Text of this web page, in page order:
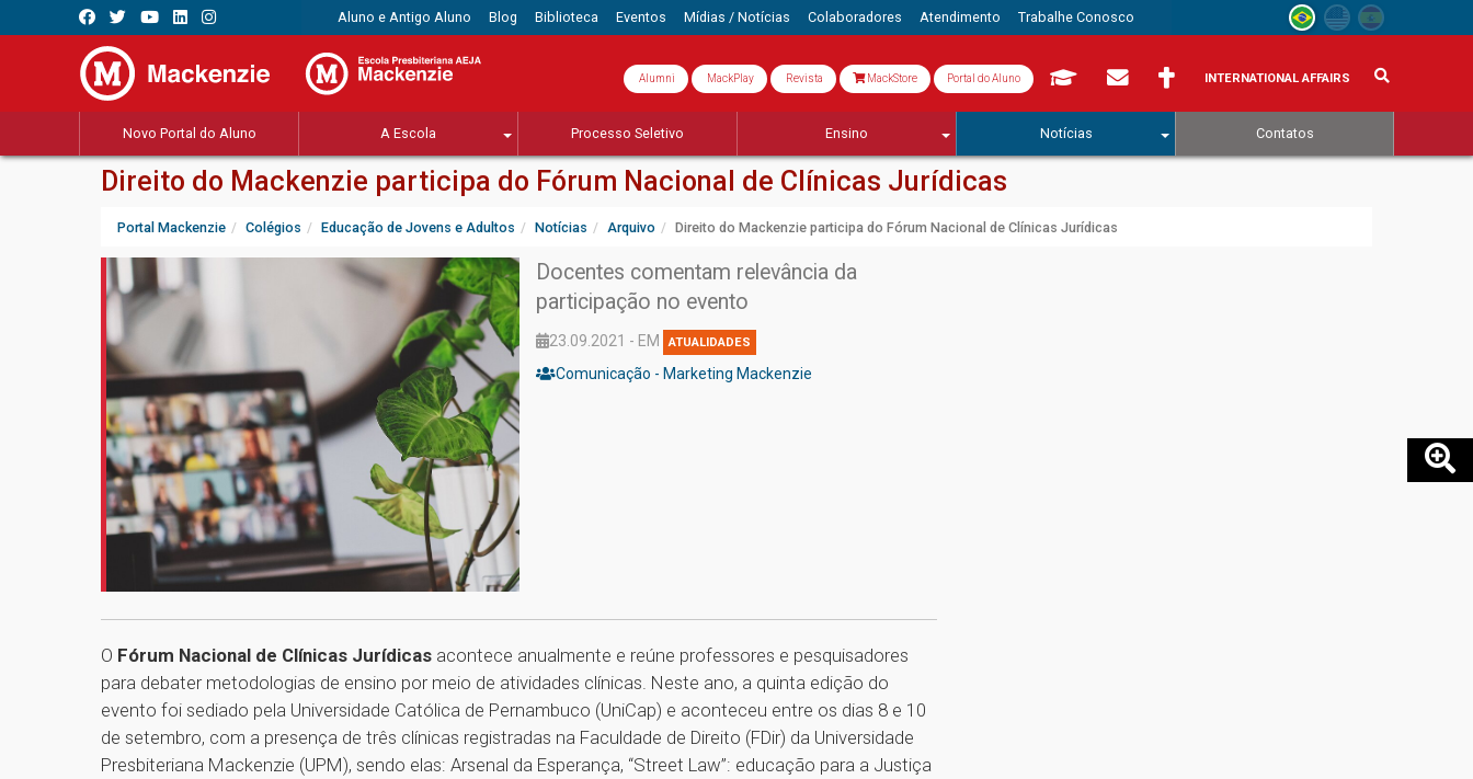
Aluno e Antigo Aluno Blog Biblioteca Eventos Mídias / Notícias Colaboradores Atendimento Trabalhe Conosco
Alumni MackPlay Revista MackStore Portal do Aluno INTERNATIONAL AFFAIRS
Novo Portal do Aluno A Escola Processo Seletivo Ensino Notícias Contatos
Direito do Mackenzie participa do Fórum Nacional de Clínicas Jurídicas
Portal Mackenzie Colégios Educação de Jovens e Adultos Notícias Arquivo Direito do Mackenzie participa do Fórum Nacional de Clínicas Jurídicas
Docentes comentam relevância da
participação no evento
23.09.2021 - EM ATUALIDADES
Comunicação - Marketing Mackenzie
O Fórum Nacional de Clínicas Jurídicas acontece anualmente e reúne professores e pesquisadores
para debater metodologias de ensino por meio de atividades clínicas. Neste ano, a quinta edição do
evento foi sediado pela Universidade Católica de Pernambuco (UniCap) e aconteceu entre os dias 8 e 10
de setembro, com a presença de três clínicas registradas na Faculdade de Direito (FDir) da Universidade
Presbiteriana Mackenzie (UPM), sendo elas: Arsenal da Esperança, “Street Law”: educação para a Justiça